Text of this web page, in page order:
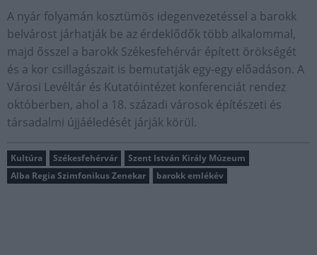
A nyár folyamán kosztümös idegenvezetéssel a barokk
belvárost járhatják be az érdeklődők több alkalommal,
majd ősszel a barokk Székesfehérvár épített örökségét
és a kor csillagászait is bemutatják egy-egy előadáson. A
Városi Levéltár és Kutatóintézet konferenciát rendez
októberben, ahol a 18. századi városok építészeti és
társadalmi újjáéledését járják körül.
Kultúra Székesfehérvár
Szent István Király Múzeum
Alba Regia Szimfonikus Zenekar
barokk emlékév